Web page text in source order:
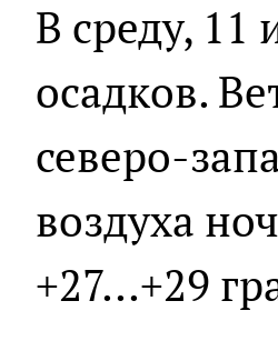
В среду, 11
осадков.
северо-
воздуха
+27...+29